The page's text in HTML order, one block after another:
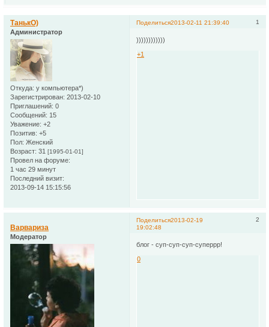
Поделиться 1
2013-02-11 21:39:40
ТанькО)
Администратор
Откуда: у компьютера*)
Зарегистрирован: 2013-02-10
Приглашений: 0
Сообщений: 15
Уважение: +2
Позитив: +5
Пол: Женский
Возраст: 31 [1995-01-01]
Провел на форуме:
1 час 29 минут
Последний визит:
2013-09-14 15:15:56
))))))))))))
+1
Поделиться 2
2013-02-19
19:02:48
Варвариза
Модератор
блог - суп-суп-суп-суперрр!
0